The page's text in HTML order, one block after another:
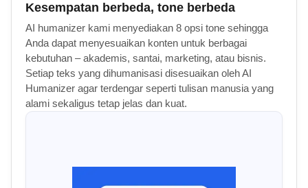
Kesempatan berbeda, tone berbeda
AI humanizer kami menyediakan 8 opsi tone sehingga
Anda dapat menyesuaikan konten untuk berbagai
kebutuhan – akademis, santai, marketing, atau bisnis.
Setiap teks yang dihumanisasi disesuaikan oleh AI
Humanizer agar terdengar seperti tulisan manusia yang
alami sekaligus tetap jelas dan kuat.